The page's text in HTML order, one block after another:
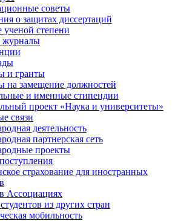
советы
о защитах диссертаций
степени
журналы
и гранты
на замещение должностей
и именные стипендии
проект «Наука и университеты»
связи
деятельность
партнерская сеть
проекты
страхование для иностранных
Ассоциациях
из других стран
мобильность